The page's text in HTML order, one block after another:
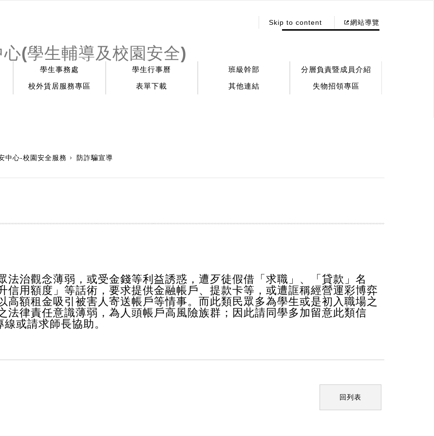
(學生輔導及校園安全)
Skip to content 網站導覽
學生事務處 學生行事曆 班級幹部
分層負責暨成員介紹
校外賃居服務專區 表單下載 其他連結
失物招領專區
中心-校園安全服務 防詐騙宣導
法治觀念薄弱，或受金錢等利益誘惑，遭歹徒假借「求職」、「貸款」名
信用額度」等話術，要求提供金融帳戶、提款卡等，或遭誆稱經營運彩博弈
高額租金吸引被害人寄送帳戶等情事。而此類民眾多為學生或是初入職場之
法律責任意識薄弱，為人頭帳戶高風險族群；因此請同學多加留意此類信
或請求師長協助。
回列表